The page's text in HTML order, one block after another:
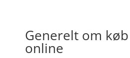
Generelt om
online